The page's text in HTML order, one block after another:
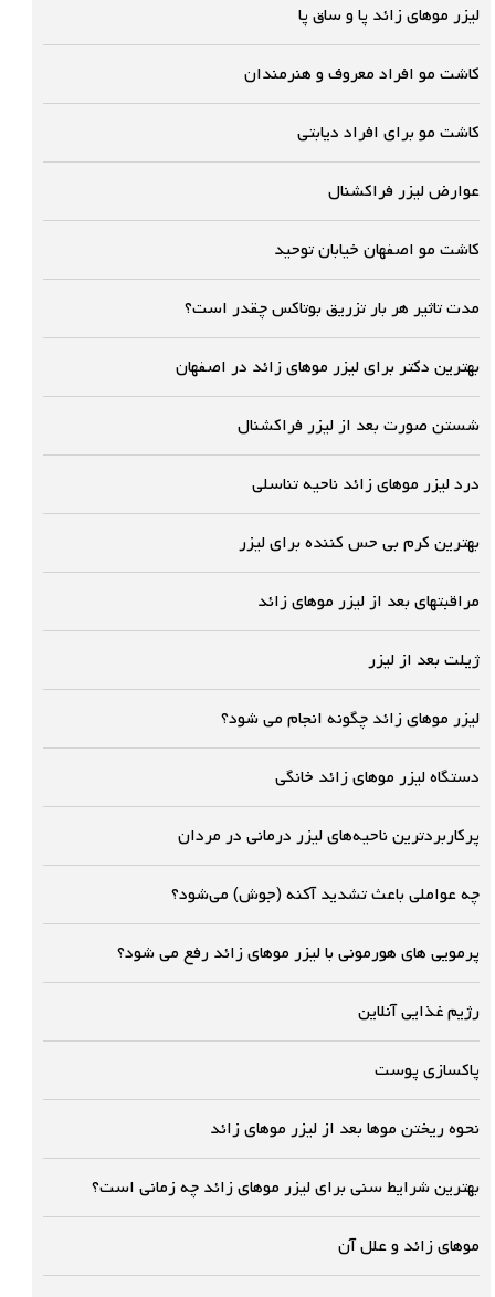
لیزر موهای زائد پا و ساق پا
کاشت مو افراد معروف و هنرمندان
کاشت مو برای افراد دیابتی
عوارض لیزر فراکشنال
کاشت مو اصفهان خیابان توحید
مدت تاثیر هر بار تزریق بوتاکس چقدر است؟
بهترین دکتر برای لیزر موهای زائد در اصفهان
شستن صورت بعد از لیزر فراکشنال
درد لیزر موهای زائد ناحیه تناسلی
بهترین کرم بی حس کننده برای لیزر
مراقبتهای بعد از لیزر موهای زائد
ژیلت بعد از لیزر
لیزر موهای زائد چگونه انجام می شود؟
دستگاه لیزر موهای زائد خانگی
پرکاربردترین ناحیه‌های لیزر درمانی در مردان
چه عواملی باعث تشدید آکنه (جوش) می‌شود؟
پرمویی های هورمونی با لیزر موهای زائد رفع می شود؟
رژیم غذایی آنلاین
پاکسازی پوست
نحوه ریختن موها بعد از لیزر موهای زائد
بهترین شرایط سنی برای لیزر موهای زائد چه زمانی است؟
موهاى زائد و علل آن